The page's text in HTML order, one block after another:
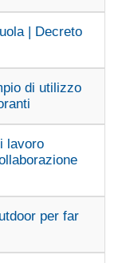
| Decreto
di utilizzo
lavoro
per far